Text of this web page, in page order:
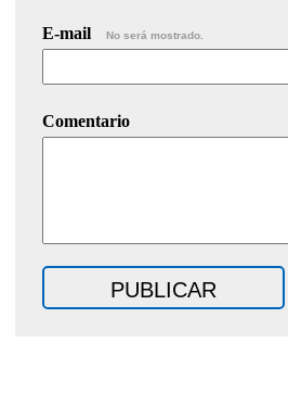
E-mail No será mostrado.
Comentario